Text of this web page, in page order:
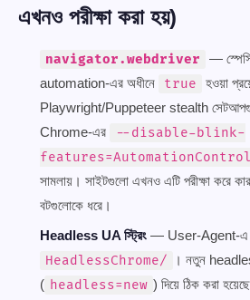
এখনও পরীক্ষা করা হয়)
navigator.webdriver
—
automation-এর অধীনে
true
হওয়া
Playwright/Puppeteer stealth
Chrome-এর
--disable-blink-
সামলায়। সাইটগুলো এখনও এটি পরীক্ষা করে
বটগুলোকে ধরে।
Headless UA স্ট্রিং — User-Agent-এ
HeadlessChrome/
। নতুন
( headless=new ) দিয়ে ঠিক করা